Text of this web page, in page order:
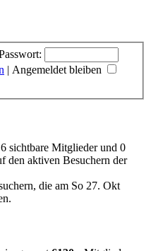
| Angemeldet bleiben
sichtbare Mitglieder und 0
den aktiven Besuchern der
die am So 27. Okt